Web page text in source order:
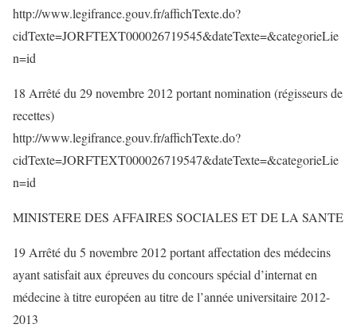
http://www.legifrance.gouv.fr/affichTexte.do?
cidTexte=JORFTEXT000026719545&dateTexte=&categorieLie
n=id
18 Arrêté du 29 novembre 2012 portant nomination (régisseurs de
recettes)
http://www.legifrance.gouv.fr/affichTexte.do?
cidTexte=JORFTEXT000026719547&dateTexte=&categorieLie
n=id
MINISTERE DES AFFAIRES SOCIALES ET DE LA SANTE
19 Arrêté du 5 novembre 2012 portant affectation des médecins
ayant satisfait aux épreuves du concours spécial d’internat en
médecine à titre européen au titre de l’année universitaire 2012-
2013